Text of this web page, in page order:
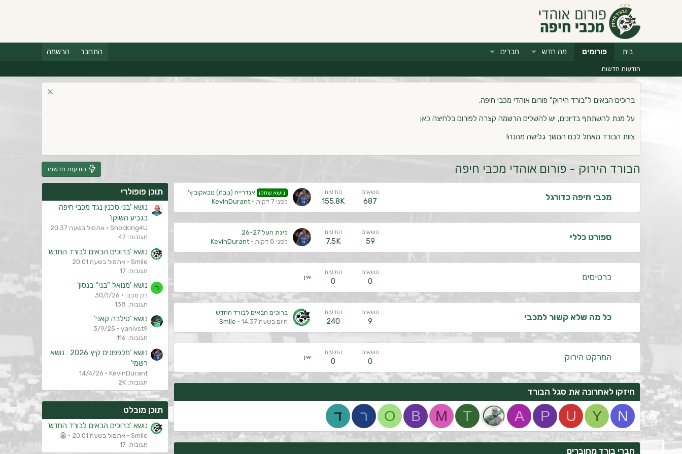
בית פורומים מה חדש חברים התחבר הרשמה
הודעות חדשות
ברוכים הבאים ל"בורד הירוק" פורום אוהדי מכבי חיפה.
על מנת להשתתף בדיונים, יש להשלים הרשמה קצרה לפורום בלחיצה כאן
צוות הבורד מאחל לכם המשך גלישה מהנה!
הבורד הירוק - פורום אוהדי מכבי חיפה הודעות חדשות
מכבי חיפה כדורגל נושאים
687
הודעות
155.8K
נושא שחקן
אנדרייה (נובה) נובאקוביץ'
לפני 7 דקות
KevinDurant
ספורט כללי נושאים
59
הודעות
7.5K
ליגת העל 26-27
לפני 8 דקות
KevinDurant
כרטיסים נושאים
0
הודעות
0 אין
כל מה שלא קשור למכבי נושאים
9
הודעות
240
ברוכים הבאים לבורד החדש
היום בשעה 14:37
Smile
המרקט הירוק נושאים
0
הודעות
0 אין
חיזקו לאחרונה את סגל הבורד
N
Y
U
P
A
T
M
B
O ר ד
חברי בורד מחוברים
תוכן פופולרי
נושא 'בני סכנין נגד מכבי חיפה
בגביע השוקו'
Shocking4U
אתמול בשעה 20:37
תגובות: 47
נושא 'ברוכים הבאים לבורד החדש'
Smile
אתמול בשעה 20:01
תגובות: 17
ר נושא 'מנואל "בני" בנסון'
רק מכבי
30/1/26
תגובות: 138
נושא 'סילבה קאני'
yanivst9
3/9/25
תגובות: 116
נושא 'מלפפונים קיץ 2026 : נושא
רשמי'
KevinDurant
14/4/26
תגובות: 2K
תוכן מובלט
נושא 'ברוכים הבאים לבורד החדש'
Smile
אתמול בשעה 20:01
תגובות: 17